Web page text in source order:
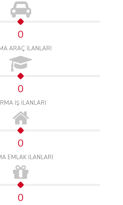
0
ARAÇ İLANLARI
0
İŞ İLANLARI
0
EMLAK İLANLARI
0